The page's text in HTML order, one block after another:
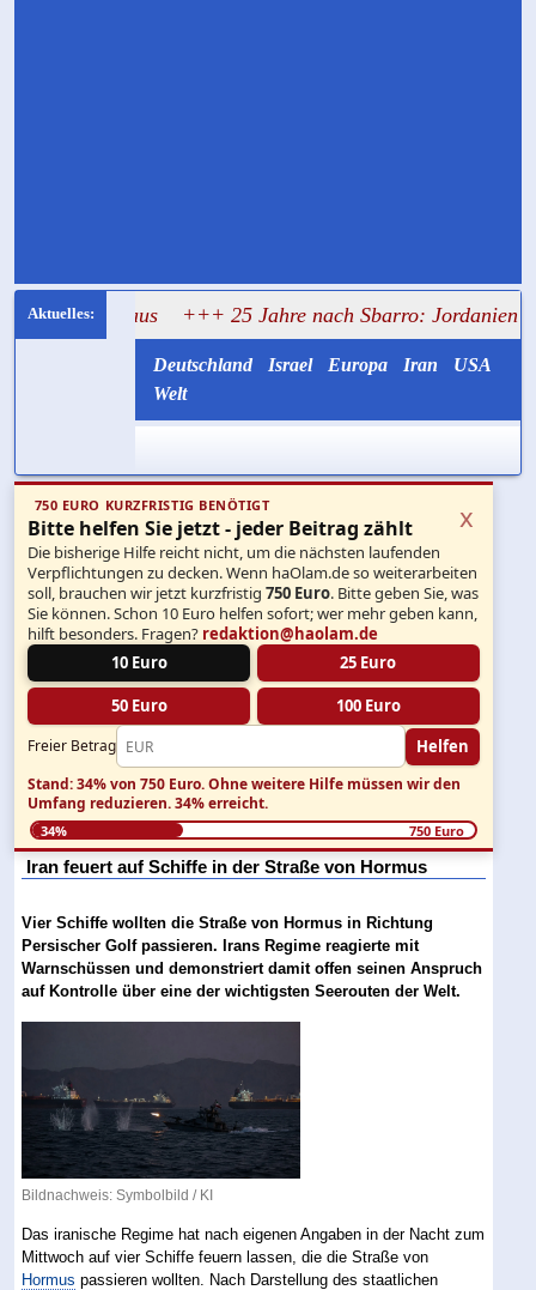
aus +++ 25 Jahre nach Sbarro: Jordanien liefert die
Deutschland Israel Europa Iran
USA
Welt
750 EURO KURZFRISTIG BENÖTIGT
Bitte helfen Sie jetzt - jeder Beitrag zählt
Die bisherige Hilfe reicht nicht, um die nächsten laufenden
Verpflichtungen zu decken. Wenn haOlam.de so weiterarbeiten
soll, brauchen wir jetzt kurzfristig750 Euro. Bitte geben Sie, was
Sie können. Schon 10 Euro helfen sofort; wer mehr geben kann,
hilft besonders. Fragen? redaktion@haolam.de
10 Euro
25 Euro
50 Euro 100 Euro
Freier Betrag Helfen
x
Stand: 34% von 750 Euro.Ohne weitere Hilfe müssen wir den
Umfang reduzieren.34% erreicht.
34% 750 Euro
Iran feuert auf Schiffe in der Straße von Hormus
Vier Schiffe wollten die Straße von Hormus in Richtung
Persischer Golf passieren. Irans Regime reagierte mit
Warnschüssen und demonstriert damit offen seinen Anspruch
auf Kontrolle über eine der wichtigsten Seerouten der Welt.
Bildnachweis: Symbolbild / KI
Das iranische Regime hat nach eigenen Angaben in der Nacht zum
Mittwoch auf vier Schiffe feuern lassen, die die Straße von
Hormus passieren wollten. Nach Darstellung des staatlichen